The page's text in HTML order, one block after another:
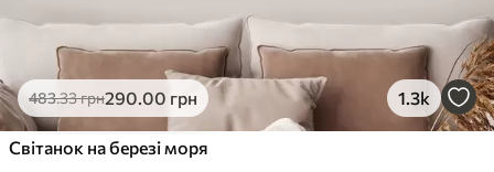
483.33грн290.00 грн 1.3k
Світанок на березі моря